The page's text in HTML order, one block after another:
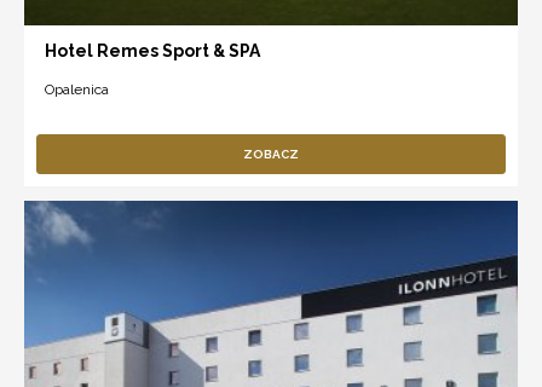
Hotel Remes Sport & SPA
Opalenica
ZOBACZ